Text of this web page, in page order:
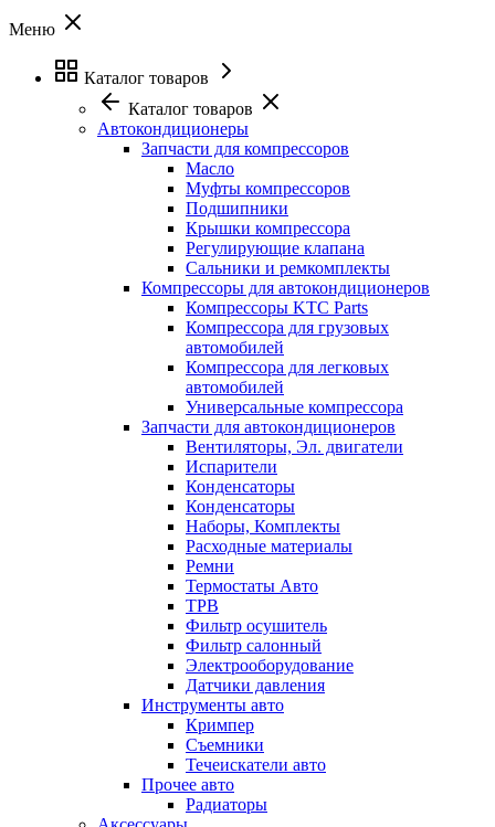
Меню
Каталог товаров
Каталог товаров
Автокондиционеры
Запчасти для компрессоров
Масло
Муфты компрессоров
Подшипники
Крышки компрессора
Регулирующие клапана
Сальники и ремкомплекты
Компрессоры для автокондиционеров
Компрессоры KTC Parts
Компрессора для грузовых
автомобилей
Компрессора для легковых
автомобилей
Универсальные компрессора
Запчасти для автокондиционеров
Вентиляторы, Эл. двигатели
Испарители
Конденсаторы
Конденсаторы
Наборы, Комплекты
Расходные материалы
Ремни
Термостаты Авто
ТРВ
Фильтр осушитель
Фильтр салонный
Электрооборудование
Датчики давления
Инструменты авто
Кримпер
Съемники
Течеискатели авто
Прочее авто
Радиаторы